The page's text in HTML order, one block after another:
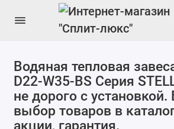
Водяная тепловая
D22-W35-BS Серия
не дорого с
выбор товаров в
акции, гарантия.